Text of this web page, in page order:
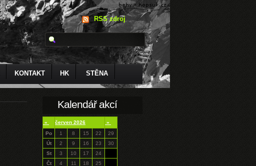
RSS zdroj
KONTAKT HK STĚNA
Kalendář akcí
« červen 2026
»
Po
1 8 15 22
29
Út
2 9 16 23
30
St
3 10 17
24
Čt
4 11 18
25